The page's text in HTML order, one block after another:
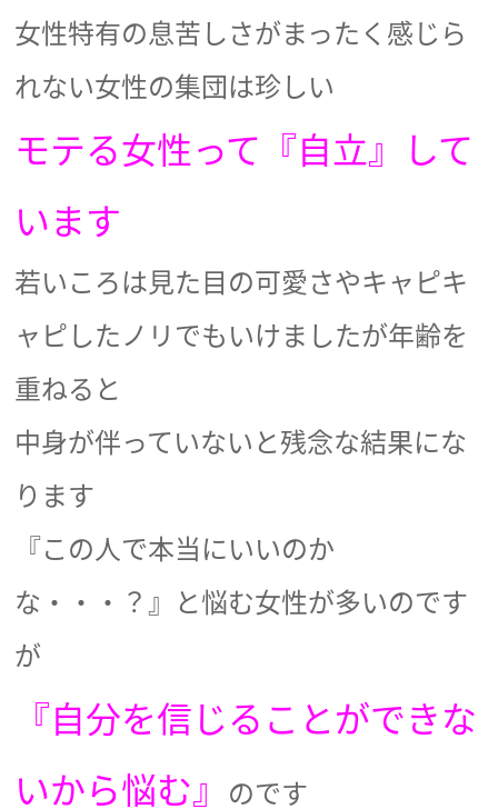
女性特有の息苦しさがまったく感じら
れない女性の集団は珍しい
モテる女性って『自立』して
います
若いころは見た目の可愛さやキャピキ
ャピしたノリでもいけましたが年齢を
重ねると
中身が伴っていないと残念な結果にな
ります
『この人で本当にいいのか
な・・・？』と悩む女性が多いのです
が
『自分を信じることができな
いから悩む』 のです